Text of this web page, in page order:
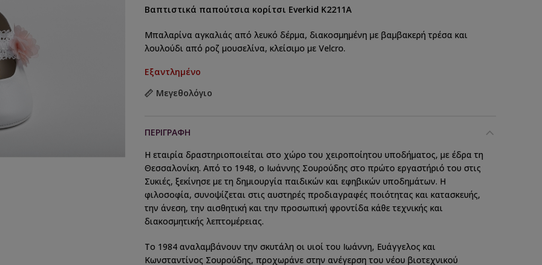
Βαπτιστικά παπούτσια κορίτσι Everkid Κ2211Α
Μπαλαρίνα αγκαλιάς από λευκό δέρμα, διακοσμημένη με βαμβακερή τρέσα και
λουλούδι από ροζ μουσελίνα, κλείσιμο με Velcro.
Εξαντλημένο
Μεγεθολόγιο
ΠΕΡΙΓΡΑΦΉ
Η εταιρία δραστηριοποιείται στο χώρο του χειροποίητου υποδήματος, με έδρα τη
Θεσσαλονίκη. Από το 1948, ο Ιωάννης Σουρούδης στο πρώτο εργαστήριό του στις
Συκιές, ξεκίνησε με τη δημιουργία παιδικών και εφηβικών υποδημάτων. Η
φιλοσοφία, συνοψίζεται στις αυστηρές προδιαγραφές ποιότητας και κατασκευής,
την άνεση, την αισθητική και την προσωπική φροντίδα κάθε τεχνικής και
διακοσμητικής λεπτομέρειας.
Το 1984 αναλαμβάνουν την σκυτάλη οι υιοί του Ιωάννη, Ευάγγελος και
Κωνσταντίνος Σουρούδης, προχωράνε στην ανέγερση του νέου βιοτεχνικού